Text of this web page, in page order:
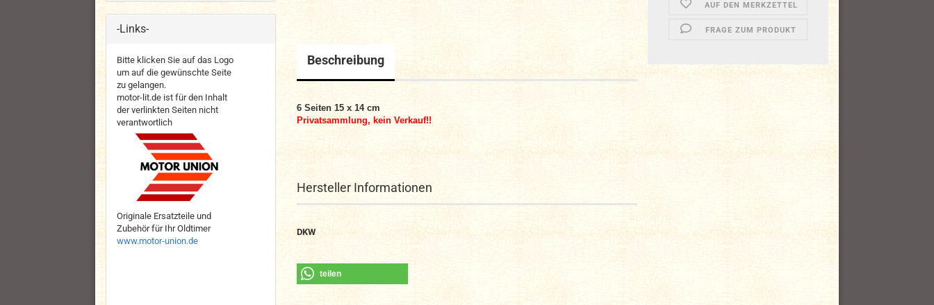
AUF DEN MERKZETTEL
FRAGE ZUM PRODUKT
Beschreibung
6 Seiten 15 x 14 cm
Privatsammlung, kein Verkauf!!
Hersteller Informationen
DKW
teilen
-Links-
Bitte klicken Sie auf das Logo
um auf die gewünschte Seite
zu gelangen.
motor-lit.de ist für den Inhalt
der verlinkten Seiten nicht
verantwortlich
Originale Ersatzteile und
Zubehör für Ihr Oldtimer
www.motor-union.de